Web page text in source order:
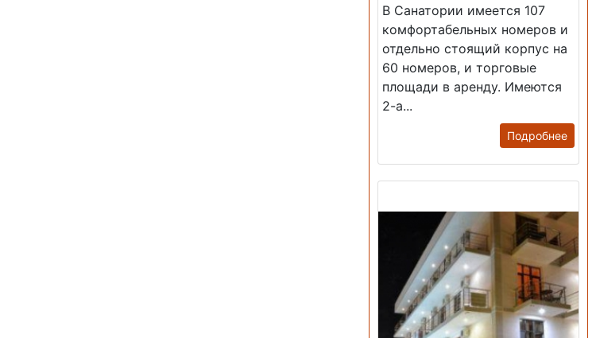
В Санатории имеется 107
комфортабельных номеров и
отдельно стоящий корпус на
60 номеров, и торговые
площади в аренду. Имеются
2-а...
Подробнее